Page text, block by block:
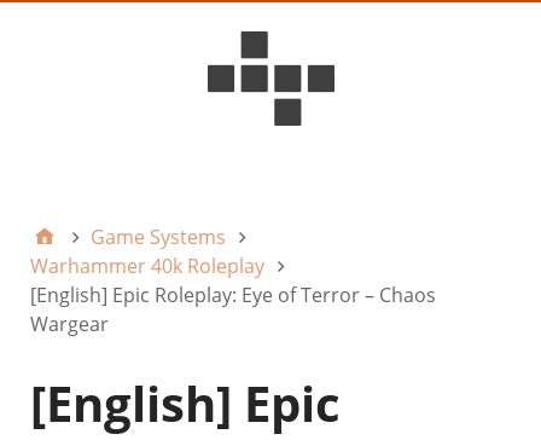
Game Systems
Warhammer 40k Roleplay
[English] Epic Roleplay: Eye of Terror – Chaos
Wargear
[English] Epic